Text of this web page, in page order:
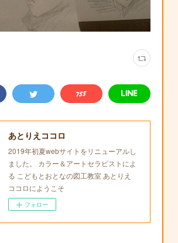
あとりえココロ
2019年初夏webサイトをリニューアルし
ました。 カラー＆アートセラピストによ
る こどもとおとなの図工教室 あとりえ
ココロにようこそ
フォロー